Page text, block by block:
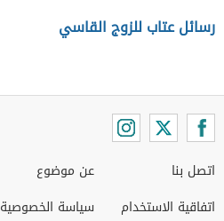
رسائل عتاب للزوج القاسي
اتصل بنا
اتفاقية الاستخدام
عن موضوع
سياسة الخصوصية